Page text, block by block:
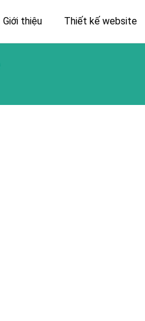
Giới thiệu Thiết kế website